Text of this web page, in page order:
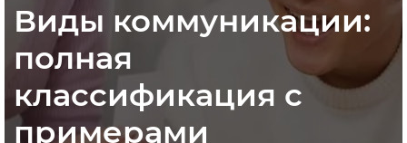
Виды коммуникации:
полная
классификация с
примерами